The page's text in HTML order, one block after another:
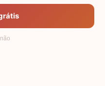
o seu amor com